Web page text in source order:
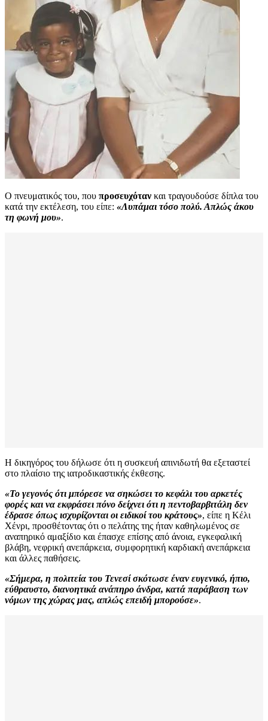
Ο πνευματικός του, που προσευχόταν και τραγουδούσε δίπλα του
κατά την εκτέλεση, του είπε: «Λυπάμαι τόσο πολύ. Απλώς άκου
τη φωνή μου».
Η δικηγόρος του δήλωσε ότι η συσκευή απινιδωτή θα εξεταστεί
στο πλαίσιο της ιατροδικαστικής έκθεσης.
«Το γεγονός ότι μπόρεσε να σηκώσει το κεφάλι του αρκετές
φορές και να εκφράσει πόνο δείχνει ότι η πεντοβαρβιτάλη δεν
έδρασε όπως ισχυρίζονται οι ειδικοί του κράτους», είπε η Κέλι
Χένρι, προσθέτοντας ότι ο πελάτης της ήταν καθηλωμένος σε
αναπηρικό αμαξίδιο και έπασχε επίσης από άνοια, εγκεφαλική
βλάβη, νεφρική ανεπάρκεια, συμφορητική καρδιακή ανεπάρκεια
και άλλες παθήσεις.
«Σήμερα, η πολιτεία του Τενεσί σκότωσε έναν ευγενικό, ήπιο,
εύθραυστο, διανοητικά ανάπηρο άνδρα, κατά παράβαση των
νόμων της χώρας μας, απλώς επειδή μπορούσε».